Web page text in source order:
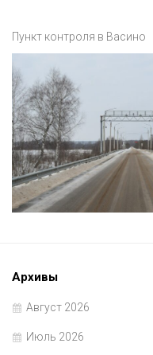
Пункт контроля в Васино
Архивы
Август 2026
Июль 2026